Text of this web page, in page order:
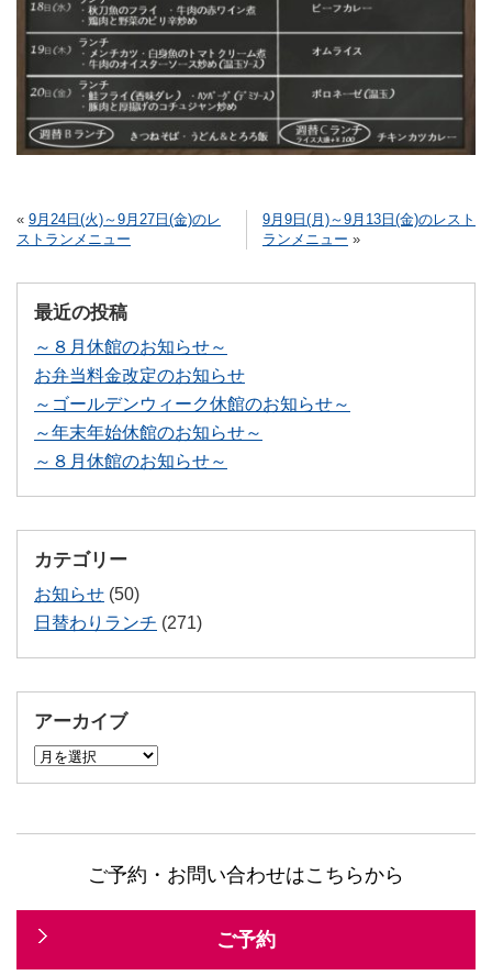
« 9月24日(火)～9月27日(金)のレ
ストランメニュー
9月9日(月)～9月13日(金)のレスト
ランメニュー »
最近の投稿
～８月休館のお知らせ～
お弁当料金改定のお知らせ
～ゴールデンウィーク休館のお知らせ～
～年末年始休館のお知らせ～
～８月休館のお知らせ～
カテゴリー
お知らせ (50)
日替わりランチ (271)
アーカイブ
ア
ー
ご予約・お問い合わせはこちらから
ご予約